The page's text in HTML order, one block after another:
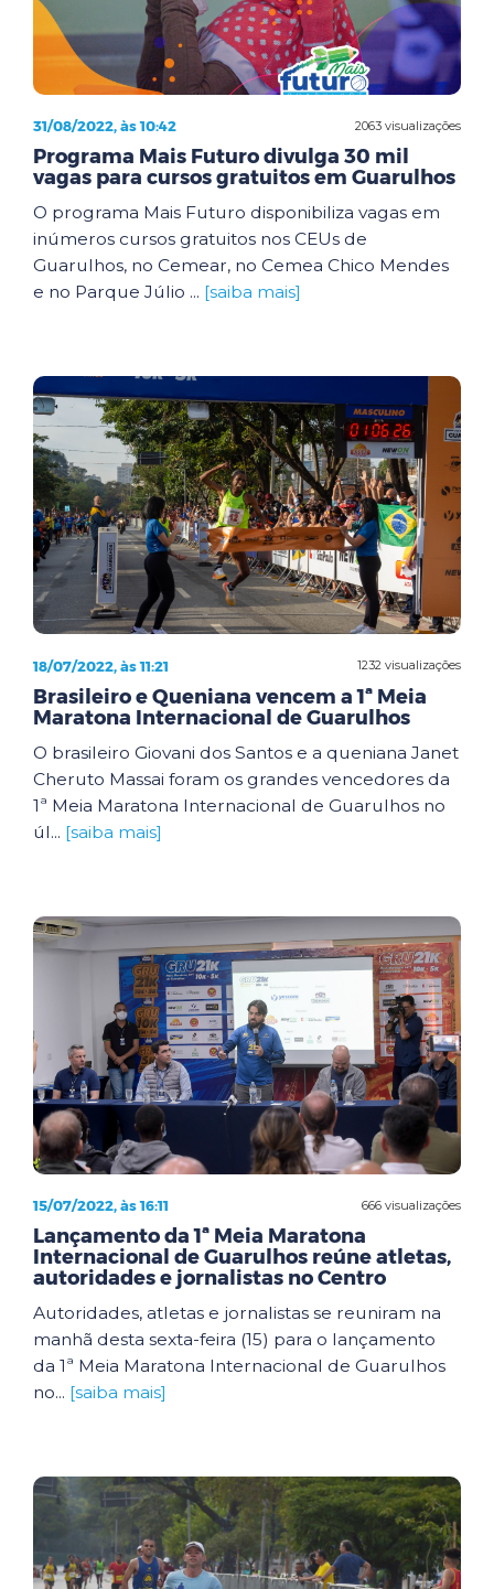
2063 visualizações
31/08/2022, às 10:42
Programa Mais Futuro divulga 30 mil
vagas para cursos gratuitos em Guarulhos
O programa Mais Futuro disponibiliza vagas em
inúmeros cursos gratuitos nos CEUs de
Guarulhos, no Cemear, no Cemea Chico Mendes
e no Parque Júlio ... [saiba mais]
1232 visualizações
18/07/2022, às 11:21
Brasileiro e Queniana vencem a 1ª Meia
Maratona Internacional de Guarulhos
O brasileiro Giovani dos Santos e a queniana Janet
Cheruto Massai foram os grandes vencedores da
1ª Meia Maratona Internacional de Guarulhos no
úl... [saiba mais]
666 visualizações
15/07/2022, às 16:11
Lançamento da 1ª Meia Maratona
Internacional de Guarulhos reúne atletas,
autoridades e jornalistas no Centro
Autoridades, atletas e jornalistas se reuniram na
manhã desta sexta-feira (15) para o lançamento
da 1ª Meia Maratona Internacional de Guarulhos
no... [saiba mais]